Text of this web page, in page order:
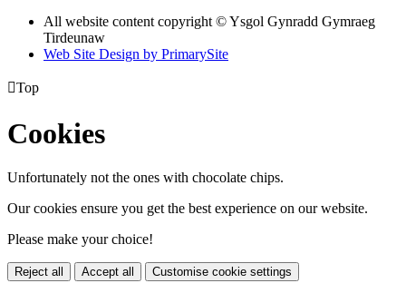
All website content copyright © Ysgol Gynradd Gymraeg
Tirdeunaw
Web Site Design by PrimarySite
Top
Cookies
Unfortunately not the ones with chocolate chips.
Our cookies ensure you get the best experience on our website.
Please make your choice!
Reject all Accept all Customise cookie settings